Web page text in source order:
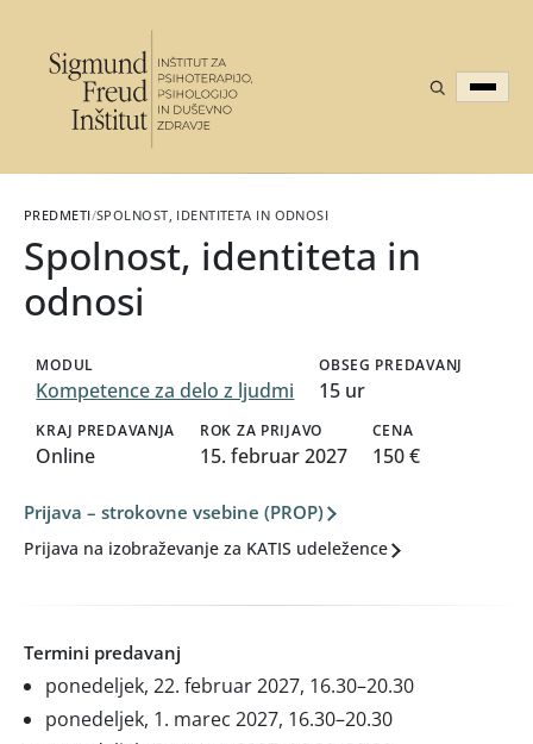
PREDMETI/SPOLNOST, IDENTITETA IN ODNOSI
Spolnost, identiteta in
odnosi
MODUL
Kompetence za delo z ljudmi
OBSEG PREDAVANJ
15 ur
KRAJ PREDAVANJA
Online
ROK ZA PRIJAVO
15. februar 2027
CENA
150 €
Prijava – strokovne vsebine (PROP)
Prijava na izobraževanje za KATIS udeležence
Termini predavanj
ponedeljek, 22. februar 2027, 16.30–20.30
ponedeljek, 1. marec 2027, 16.30–20.30